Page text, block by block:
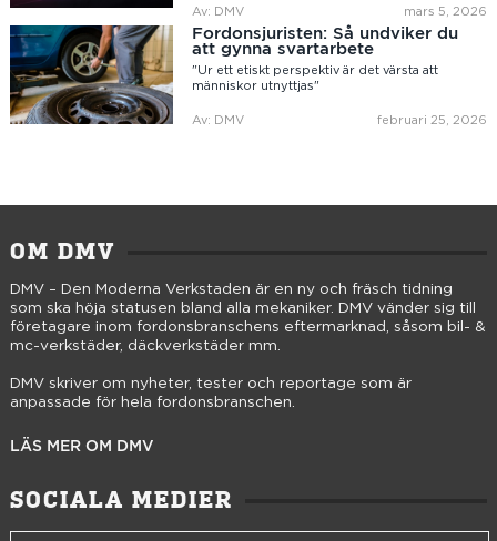
Av: DMV mars 5, 2026
Fordonsjuristen: Så undviker du
att gynna svartarbete
"Ur ett etiskt perspektiv är det värsta att
människor utnyttjas"
Av: DMV februari 25, 2026
OM DMV
DMV – Den Moderna Verkstaden är en ny och fräsch tidning
som ska höja statusen bland alla mekaniker. DMV vänder sig till
företagare inom fordonsbranschens eftermarknad, såsom bil- &
mc-verkstäder, däckverkstäder mm.
DMV skriver om nyheter, tester och reportage som är
anpassade för hela fordonsbranschen.
LÄS MER OM DMV
SOCIALA MEDIER